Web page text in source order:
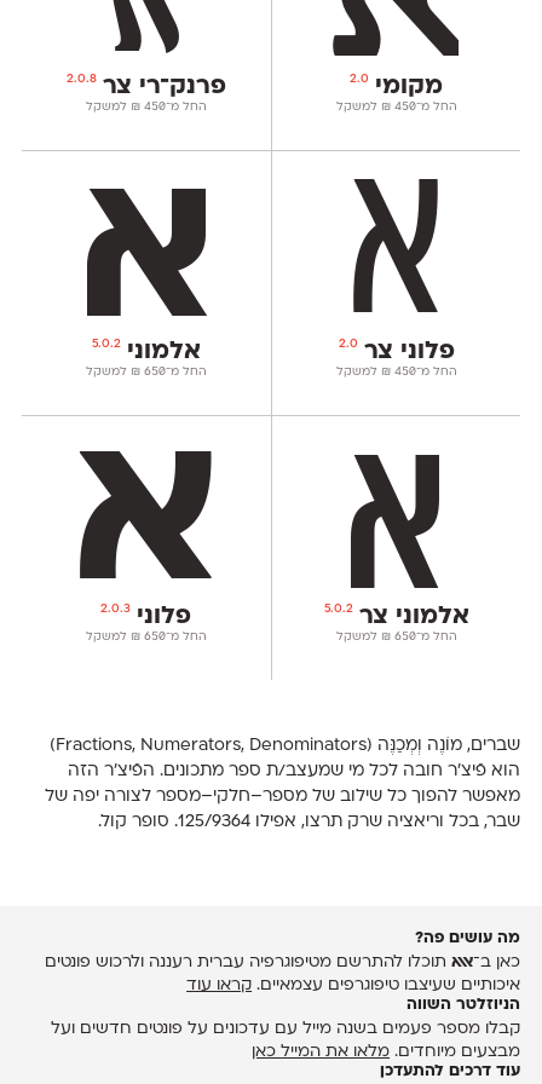
מקומי 2.0
החל מ־450
₪ למשקל
פרנק־רי צר2.0.8
החל מ־450
₪ למשקל
פלוני צר 2.0
החל מ־450
₪ למשקל
אלמוני5.0.2
החל מ־650
₪ למשקל
אלמוני צר5.0.2
החל מ־650
₪ למשקל
פלוני 2.0.3
החל מ־650
₪ למשקל
שברים, מוֹנֶה וְמְכַנֶּה (Fractions, Numerators, Denominators)
הוא פֿיצ׳ר חובה לכל מי שמעצב/ת ספר מתכונים. הפֿיצ׳ר הזה
מאפשר להפוך כל שילוב של מספר–חלקי–מספר לצורה יפה של
שבר, בכל וריאציה שרק תרצו, אפילו 125/9364. סופר קול.
מה עושים פה?
כאן ב־אאאתוכלו להתרשם מטיפוגרפיה עברית רעננה ולרכוש פונטים
איכותיים שעיצבו טיפוגרפים עצמאיים. קראו עוד
הניוזלטר השווה
קבלו מספר פעמים בשנה מייל עם עדכונים על פונטים חדשים ועל
מבצעים מיוחדים. מלאו את המייל כאן
עוד דרכים להתעדכן